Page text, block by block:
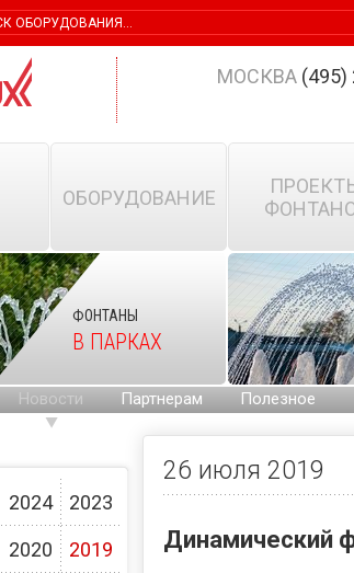
МОСКВА (495)
ОБОРУДОВАНИЕ
ФОНТАНЫ
В ПАРКАХ
Новости Партнерам Полезное
2024 2023
2020 2019
26 июля 2019
Динамический